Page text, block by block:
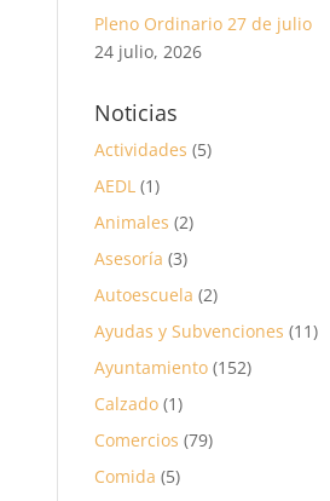
Pleno Ordinario 27 de julio
24 julio, 2026
Noticias
Actividades (5)
AEDL (1)
Animales (2)
Asesoría (3)
Autoescuela (2)
Ayudas y Subvenciones (11)
Ayuntamiento (152)
Calzado (1)
Comercios (79)
Comida (5)